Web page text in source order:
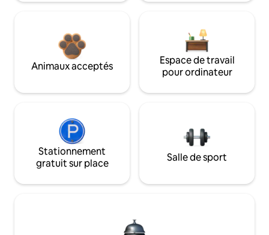
Animaux acceptés
Espace de travail
pour ordinateur
Stationnement
gratuit sur place
Salle de sport